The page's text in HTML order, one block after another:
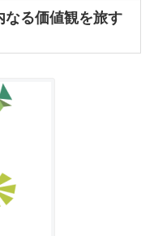
なる価値観を旅す